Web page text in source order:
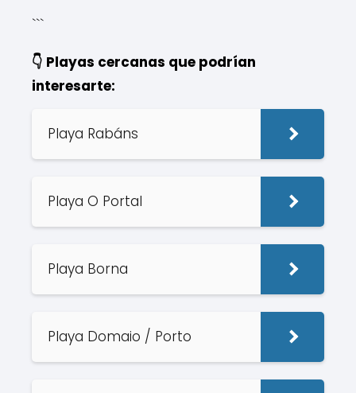
```
👇 Playas cercanas que podrían
interesarte:
Playa Rabáns
Playa O Portal
Playa Borna
Playa Domaio / Porto